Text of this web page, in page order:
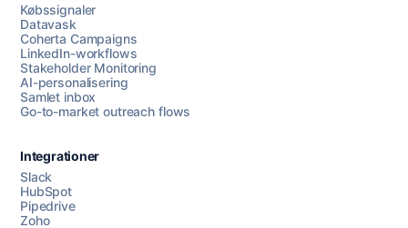
Købssignaler
Datavask
Coherta Campaigns
LinkedIn-workflows
Stakeholder Monitoring
AI-personalisering
Samlet inbox
Go-to-market outreach flows
Integrationer
Slack
HubSpot
Pipedrive
Zoho